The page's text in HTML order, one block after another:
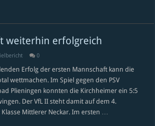
weiterhin erfolgreich
0
Erfolg der ersten Mannschaft kann die
wettmachen. Im Spiel gegen den PSV
Plieningen konnten die Kirchheimer ein 5:5
Der VfL II steht damit auf dem 4.
Klasse Mittlerer Neckar. Im ersten …